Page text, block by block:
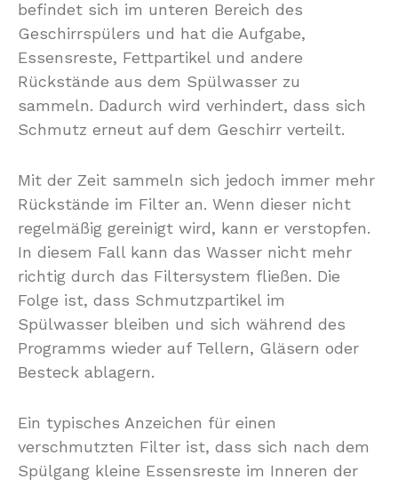
befindet sich im unteren Bereich des
Geschirrspülers und hat die Aufgabe,
Essensreste, Fettpartikel und andere
Rückstände aus dem Spülwasser zu
sammeln. Dadurch wird verhindert, dass sich
Schmutz erneut auf dem Geschirr verteilt.
Mit der Zeit sammeln sich jedoch immer mehr
Rückstände im Filter an. Wenn dieser nicht
regelmäßig gereinigt wird, kann er verstopfen.
In diesem Fall kann das Wasser nicht mehr
richtig durch das Filtersystem fließen. Die
Folge ist, dass Schmutzpartikel im
Spülwasser bleiben und sich während des
Programms wieder auf Tellern, Gläsern oder
Besteck ablagern.
Ein typisches Anzeichen für einen
verschmutzten Filter ist, dass sich nach dem
Spülgang kleine Essensreste im Inneren der